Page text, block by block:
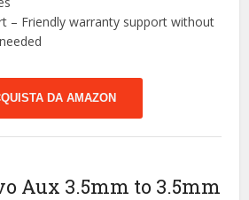
– Friendly warranty support without
DA AMAZON
Aux 3.5mm to 3.5mm